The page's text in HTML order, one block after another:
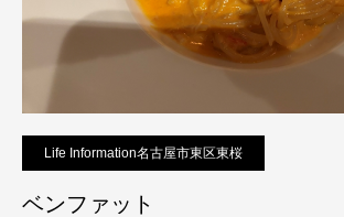
Life Information名古屋市東区東桜
ベンファット